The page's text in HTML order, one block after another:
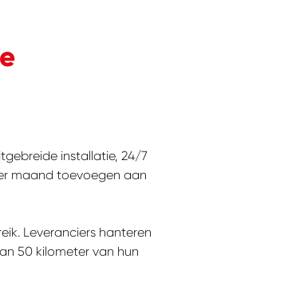
installatie, 24/7
maand toevoegen aan
Leveranciers hanteren
50 kilometer van hun